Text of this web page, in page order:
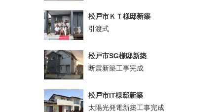
松戸市ＫＴ様邸新築
引渡式
松戸市SG様邸新築
断震新築工事完成
松戸市IT様邸新築
太陽光発電新築工事完成